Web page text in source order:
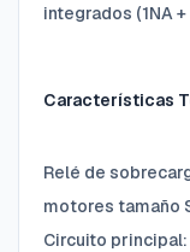
integrados (1NA
Características
Relé de
motores tamaño
Circuito